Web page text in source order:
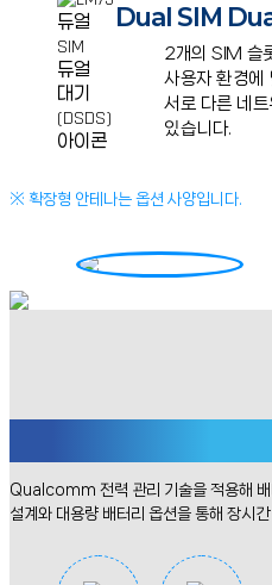
Dual SIM
2개의 SIM 슬
사용자 환경에
서로 다른 네
있습니다.
※ 확장형 안테나는 옵션 사양입니다.
Qualcomm 전력 관리 기술을 적용해 배
설계와 대용량 배터리 옵션을 통해 장시